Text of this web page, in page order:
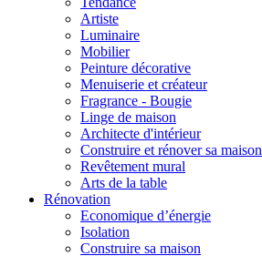
Artiste
Luminaire
Mobilier
Peinture décorative
Menuiserie et créateur
Fragrance - Bougie
Linge de maison
Architecte d'intérieur
Construire et rénover sa maison
Revêtement mural
Arts de la table
Rénovation
Economique d’énergie
Isolation
Construire sa maison